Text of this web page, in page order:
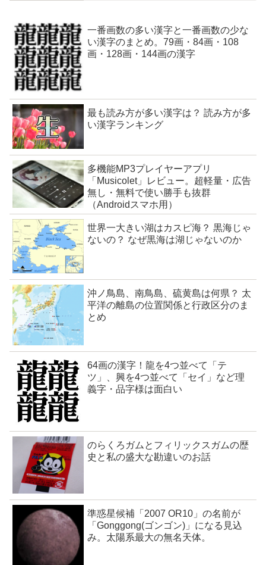
一番画数の多い漢字と一番画数の少な
い漢字のまとめ。79画・84画・108
画・128画・144画の漢字
最も読み方が多い漢字は？ 読み方が多
い漢字ランキング
多機能MP3プレイヤーアプリ
「Musicolet」レビュー。超軽量・広告
無し・無料で使い勝手も抜群
（Androidスマホ用）
世界一大きい湖はカスピ海？ 黒海じゃ
ないの？ なぜ黒海は湖じゃないのか
沖ノ鳥島、南鳥島、硫黄島は何県？ 太
平洋の離島の位置関係と行政区分のま
とめ
64画の漢字！龍を4つ並べて「テ
ツ」、興を4つ並べて「セイ」など理
義字・品字様は面白い
のらくろガムとフィリックスガムの歴
史と私の盛大な勘違いのお話
準惑星候補「2007 OR10」の名前が
「Gonggong(ゴンゴン)」になる見込
み。太陽系最大の無名天体。